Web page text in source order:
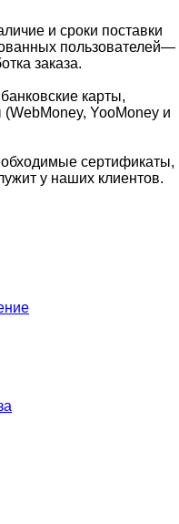
и сроки поставки
пользователей—
заказа.
карты,
YooMoney и
сертификаты,
у наших клиентов.